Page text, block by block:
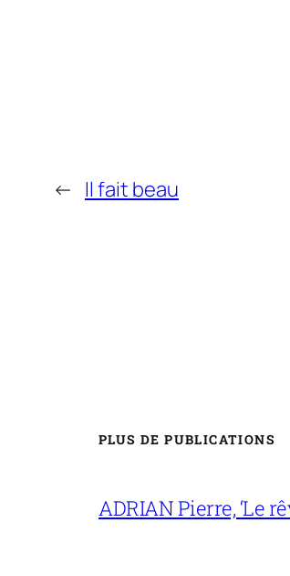
← Il fait beau
PLUS DE PUBLICATIONS
ADRIAN Pierre, ‘Le